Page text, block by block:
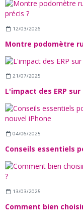
12/03/2026
21/07/2025
L'impact des ERP
04/06/2025
13/03/2025